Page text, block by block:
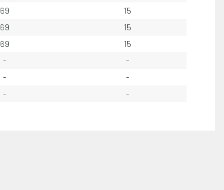
69 15
69 15
69 15
- -
- -
- -